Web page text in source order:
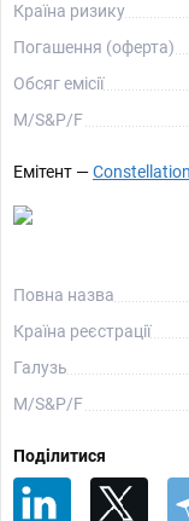
Країна ризику
Погашення (оферта)
Обсяг емісії
М/S&P/F
Емітент —
Повна назва
Країна реєстрації
Галузь
М/S&P/F
Поділитися